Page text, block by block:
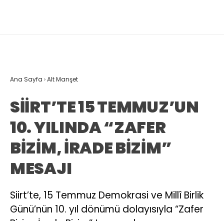
Ana Sayfa ›Alt Manşet
SİİRT’TE 15 TEMMUZ’UN
10. YILINDA “ZAFER
BİZİM, İRADE BİZİM”
MESAJI
Siirt’te, 15 Temmuz Demokrasi ve Millî Birlik
Günü’nün 10. yıl dönümü dolayısıyla “Zafer